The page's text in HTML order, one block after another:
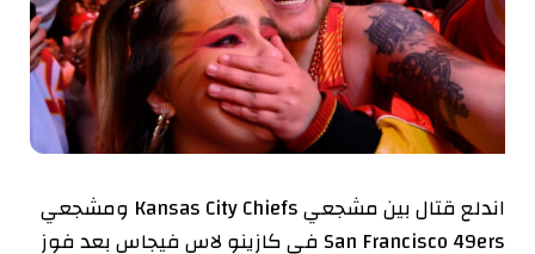
اندلع قتال بين مشجعي Kansas City Chiefs ومشجعي
San Francisco 49ers في كازينو لاس فيجاس بعد فوز